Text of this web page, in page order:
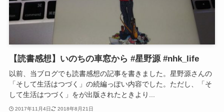
【読書感想】いのちの車窓から #星野源 #nhk_life
以前、当ブログでも読書感想の記事を書きました。星野源さんの
「そして生活はつづく」の続編っぽい内容でした。ただし、「そ
して生活はつづく」をが出版されたときより...
2017年11月4日 2018年8月21日